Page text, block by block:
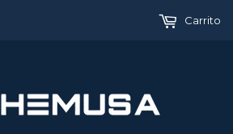
Carrito